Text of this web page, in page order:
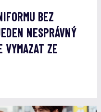
BEZ
NESPRÁVNÝ
VYMAZAT ZE